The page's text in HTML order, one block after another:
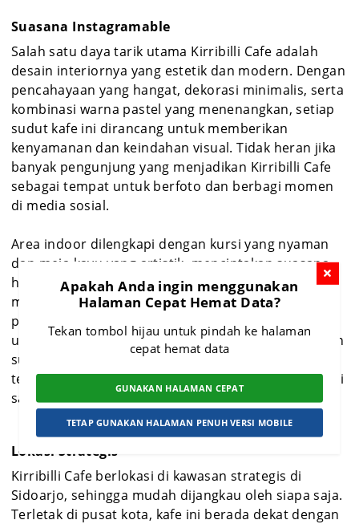
Apakah Anda ingin menggunakan
Halaman Cepat Hemat Data?
Tekan tombol hijau untuk pindah ke halaman
cepat hemat data
GUNAKAN HALAMAN CEPAT
TETAP GUNAKAN HALAMAN PENUH VERSI MOBILE
Suasana Instagramable
Salah satu daya tarik utama Kirribilli Cafe adalah
desain interiornya yang estetik dan modern. Dengan
pencahayaan yang hangat, dekorasi minimalis, serta
kombinasi warna pastel yang menenangkan, setiap
sudut kafe ini dirancang untuk memberikan
kenyamanan dan keindahan visual. Tidak heran jika
banyak pengunjung yang menjadikan Kirribilli Cafe
sebagai tempat untuk berfoto dan berbagi momen
di media sosial.
Area indoor dilengkapi dengan kursi yang nyaman
dan meja kayu yang artistik, menciptakan suasana
hangat dan akrab. Sementara itu, area outdoor
memberikan pengalaman berbeda dengan
pemandangan yang asri dan udara segar, ideal
untuk menikmati kopi di pagi atau sore hari. Dengan
suasana yang instagramable, kafe ini menjadi
tempat favorit bagi kaum muda yang ingin bersantai
sambil tetap eksis di dunia maya.
Lokasi Strategis
Kirribilli Cafe berlokasi di kawasan strategis di
Sidoarjo, sehingga mudah dijangkau oleh siapa saja.
Terletak di pusat kota, kafe ini berada dekat dengan